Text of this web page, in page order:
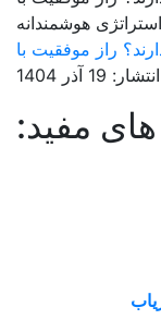
موفقیت با
مفید: